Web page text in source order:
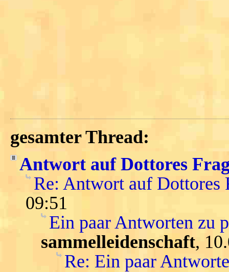
gesamter Thread:
Antwort auf Dottores
Re: Antwort auf Dottores
09:51
Ein paar Antworten zu
sammelleidenschaft,
Re: Ein paar